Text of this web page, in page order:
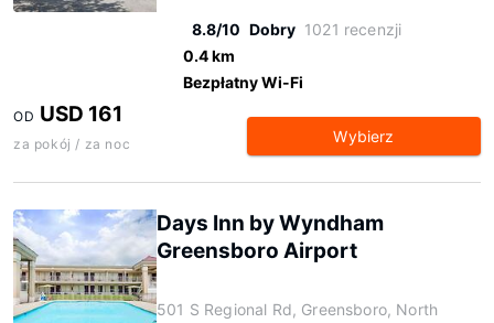
8.8/10 Dobry 1021 recenzji
0.4 km
Bezpłatny Wi-Fi
OD USD 161
za pokój / za noc Wybierz
Days Inn by Wyndham
Greensboro Airport
501 S Regional Rd, Greensboro, North